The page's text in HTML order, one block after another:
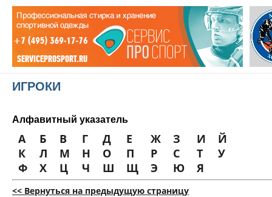
ИГРОКИ
Алфавитный указатель
А Б В Г Д Е Ж З И
Й
К
Л М Н О П Р С Т
У
Ф
Х Ц Ч Ш Щ Э Ю Я
<< Вернуться на предыдущую страницу